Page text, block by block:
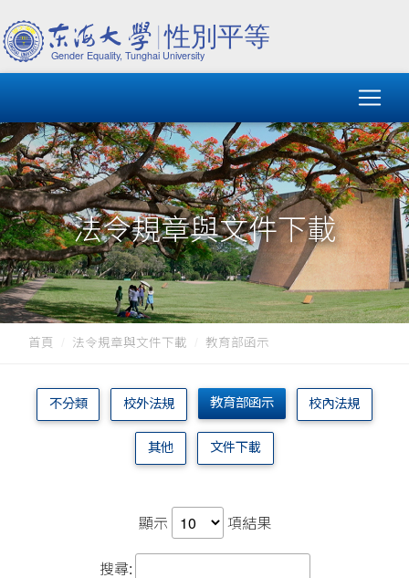
法令規章與文件下載
首頁 法令規章與文件下載 教育部函示
不分類 校外法規 教育部函示 校內法規
其他 文件下載
顯示 項結果
搜尋: